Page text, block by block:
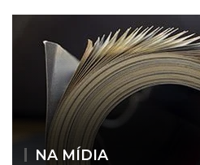
NA MÍDIA